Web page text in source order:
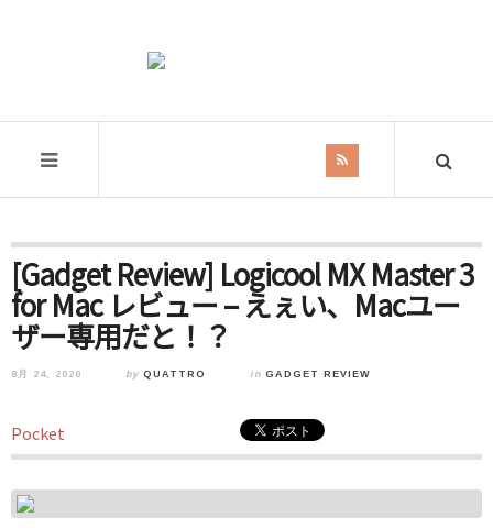
[Gadget Review] Logicool MX Master 3
for Mac レビュー – えぇい、Macユー
ザー専用だと！？
8月 24, 2020 by QUATTRO in GADGET REVIEW
Pocket